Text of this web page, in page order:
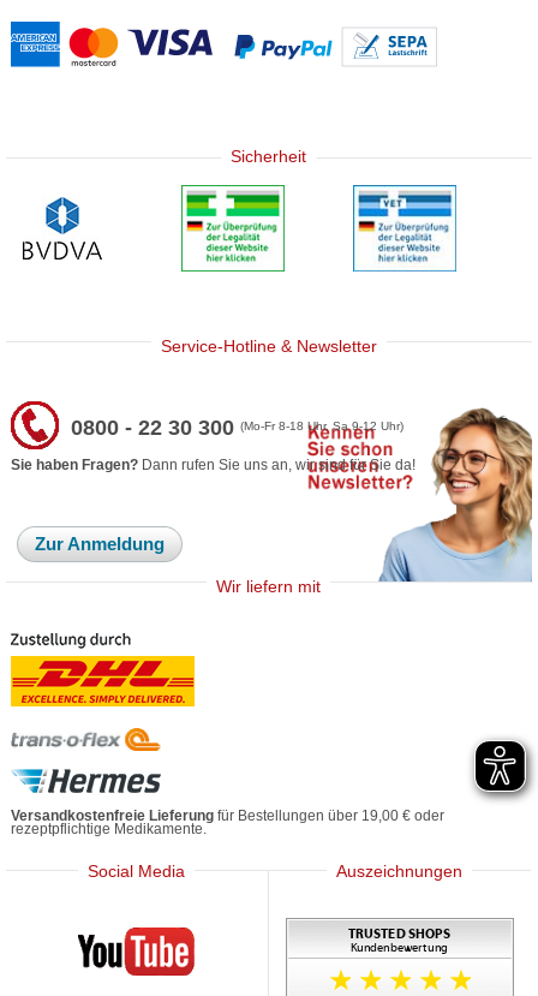
Sicherheit
Service-Hotline & Newsletter
0800 - 22 30 300(Mo-Fr 8-18 Uhr, Sa 9-12 Uhr)
Sie haben Fragen? Dann rufen Sie uns an, wir sind für Sie da!
Zur Anmeldung
Wir liefern mit
Versandkostenfreie Lieferung für Bestellungen über 19,00 € oder
rezeptpflichtige Medikamente.
Social Media
Mediherz
Auszeichnungen